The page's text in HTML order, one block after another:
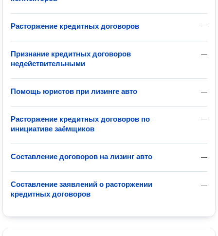
—
Расторжение кредитных договоров
—
Признание кредитных договоров
недействительными
—
Помощь юристов при лизинге авто
—
Расторжение кредитных договоров по
инициативе заёмщиков
—
Составление договоров на лизинг авто
—
Составление заявлений о расторжении
кредитных договоров